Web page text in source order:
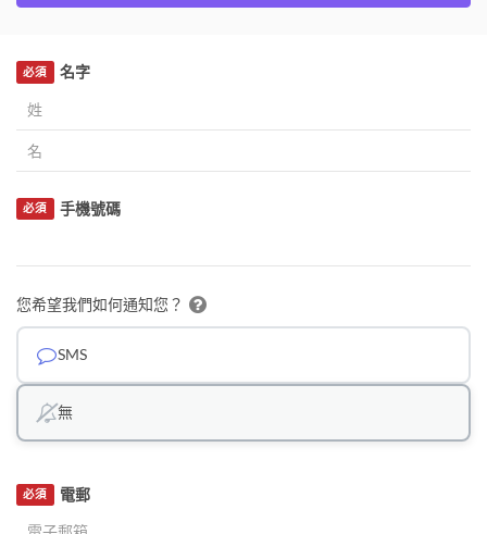
名字
必須
手機號碼
必須
您希望我們如何通知您？
SMS
無
電郵
必須